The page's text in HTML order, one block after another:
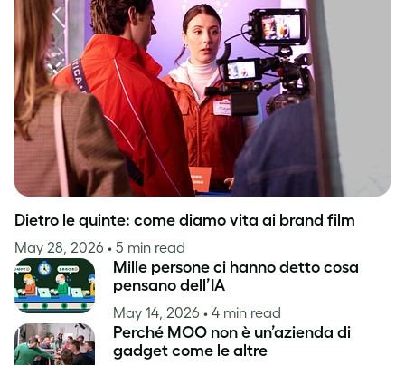
Storie di successo
Ispirazione
Dietro le quinte: come diamo vita ai brand film
May 28, 2026 • 5 min read
Mille persone ci hanno detto cosa
pensano dell’IA
May 14, 2026 • 4 min read
Perché MOO non è un’azienda di
gadget come le altre